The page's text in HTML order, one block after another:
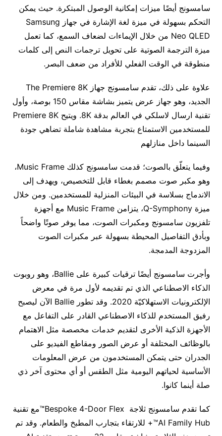
سامسونج أيضًا ميزات إمكانية الوصول المبتكرة. حيث يمكن
التحكم بسهولة في ميزة لغة الإشارة في جهاز Samsung
Neo QLED من خلال الإيماءات لضعاف السمع، كما تعمل
ميزة الترجمة الصوتية على تحويل ترجمات النص إلى كلمات
منطوقة في الوقت الفعلي للأفراد من ضعف البصر.
علاوة على ذلك، تقدم سامسونج جهاز The Premiere 8K
الجديد، وهو جهاز عرض يتميز بشاشة مقاس 150 بوصة، وأول
تقنية ارسال لاسلكي في العالم بدقة 8K. ويتيح Premiere 8K
للمستخدمين الاستمتاع بتجربة مشاهدة شاملة تضاهي جودة
السينما داخل منازلهم
وفيما يتعلّق بالصوت؛ قدمت سامسونج كذلك Music Frame،
وهو مكبر صوت مصمم بغطاء قابل للتخصيص، ويهدف إلى
الاندماج بسلاسة في البيئات المنزلية للمستخدمين. ومن خلال
ميزة Q-Symphony، يتزامن Music Frame مع أجهزة
تلفزيون سامسونج ومكبرات الصوت، مما يوفر صوتًا واضحاً
وبأدق التفاصيل المحيطة بسهولة عبر مكبرات الصوت
المزدوجة المدمجة.
وأجرت سامسونج أيضًا ترقيات كبيرة على Ballie، وهو روبوت
الذكاء الاصطناعي الذي تم تقديمه لأول مرة في معرض
الإلكترونيات الاستهلاكيّة 2020. وقد تطور Ballie الآن ليصبح
رفيق المستخدم للذكاء الاصطناعي القادر على التفاعل مع
الأجهزة الذكية الأخرى لتقديم خدمات مخصصة مثل الاهتمام
بالوظائف المختلفة أو عرض الصور ومقاطع الفيديو على
الجدران حتى يتمكن المستخدمون من عرض المعلومات
الأساسية لحياتهم اليومية مثل الطقس أو أي محتوى آخر ذي
صلة أينما كانوا.
كما تقدم سامسونج ثلاجة Bespoke 4-Door Flex™مع تقنية
AI Family Hub™+ للارتقاء بتجارب المطبخ والطعام. وقد تم